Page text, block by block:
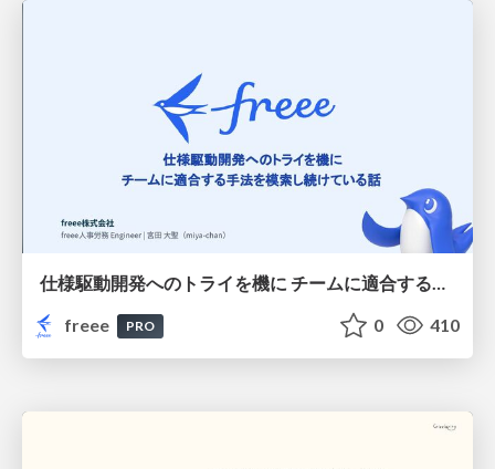
仕様駆動開発へのトライを機に チームに適合する手法を模索し続けている話
freee
PRO 0 410